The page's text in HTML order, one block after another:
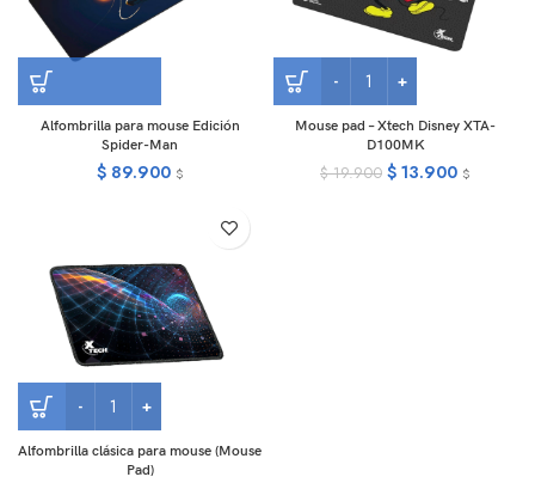
Alfombrilla para mouse Edición
Spider-Man
$89.900 $
Mouse pad – Xtech Disney XTA-
D100MK
$19.900 $ 13.900 $
Alfombrilla clásica para mouse (Mouse
Pad)